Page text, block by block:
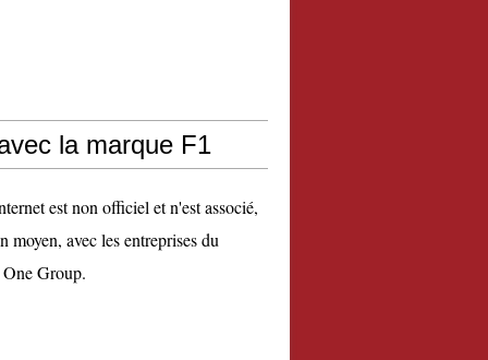
la marque F1
est non officiel et n'est associé,
moyen, avec les entreprises du
Group.